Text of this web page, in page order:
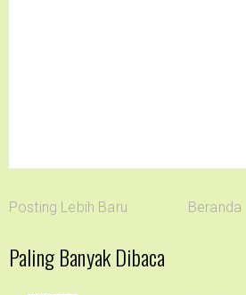
Posting Lebih Baru Beranda
Paling Banyak Dibaca